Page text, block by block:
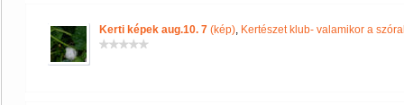
Kerti képek aug.10. 7 (kép), Kertészet klub- valamikor a